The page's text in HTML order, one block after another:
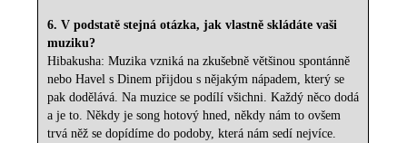
6. V podstatě stejná otázka, jak vlastně skládáte vaši
muziku?
Hibakusha: Muzika vzniká na zkušebně většinou spontánně
nebo Havel s Dinem přijdou s nějakým nápadem, který se
pak dodělává. Na muzice se podílí všichni. Každý něco dodá
a je to. Někdy je song hotový hned, někdy nám to ovšem
trvá něž se dopídíme do podoby, která nám sedí nejvíce.